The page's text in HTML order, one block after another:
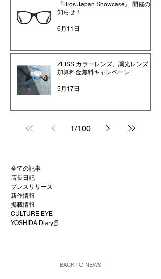
『Bros Japan Showcase』 開催のお
知らせ！
6月11日
ZEISS カラーレンズ、調光レンズ
加算料金無料キャンペーン
5月17日
1/100
全ての記事
店長日記
プレスリリース
新作情報
掲載情報
CULTURE EYE
YOSHIDA Diary📕
BACK TO NEWS